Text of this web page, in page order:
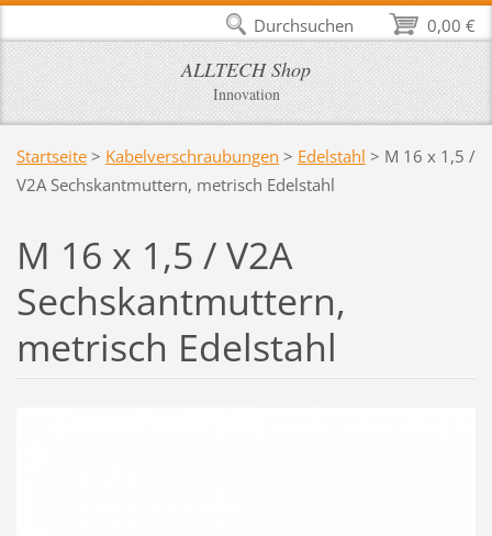
ALLTECH Shop
Innovation
Startseite > Kabelverschraubungen > Edelstahl > M 16 x 1,5 /
V2A Sechskantmuttern, metrisch Edelstahl
M 16 x 1,5 / V2A
Sechskantmuttern,
metrisch Edelstahl
0,00 €
Durchsuchen